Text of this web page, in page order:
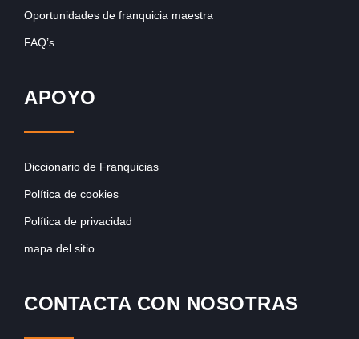
Oportunidades de franquicia maestra
FAQ’s
APOYO
Diccionario de Franquicias
Política de cookies
Política de privacidad
mapa del sitio
CONTACTA CON NOSOTRAS